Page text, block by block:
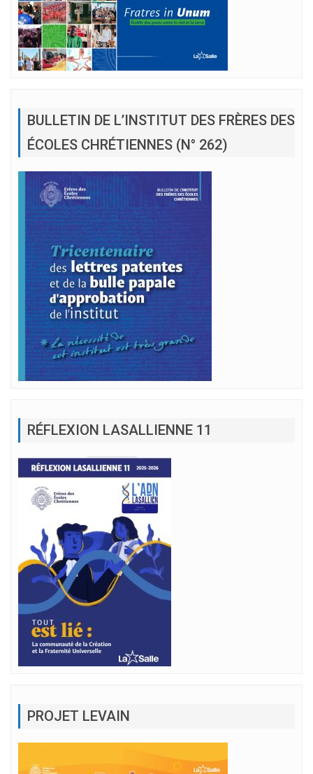
BULLETIN DE L’INSTITUT DES FRÈRES DES
ÉCOLES CHRÉTIENNES (N° 262)
RÉFLEXION LASALLIENNE 11
PROJET LEVAIN